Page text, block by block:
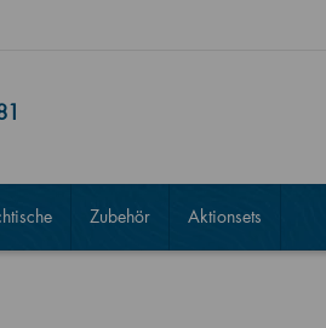
Zubehör Aktionsets